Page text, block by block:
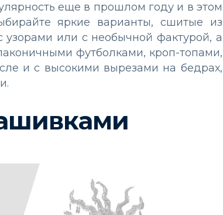
еще в прошлом году и в этом
яркие варианты, сшитые из
узорами или с необычной фактурой, а
футболками, кроп-топами,
и с высокими вырезами на бедрах,